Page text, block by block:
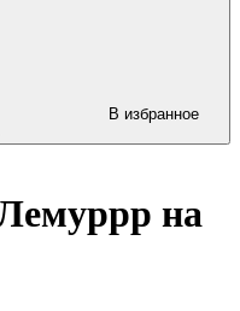
В избранное
на